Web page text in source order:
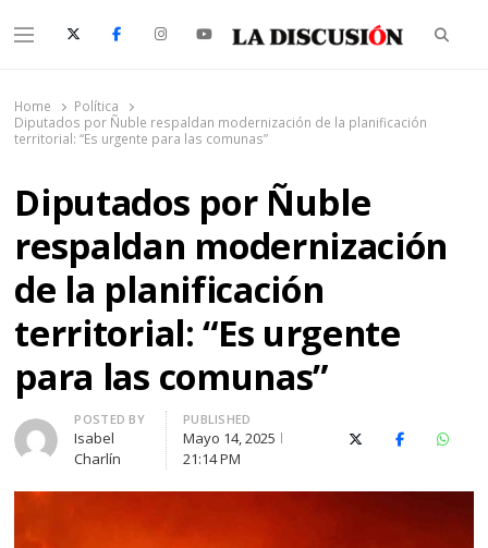
Menu
Home
Política
Diputados por Ñuble respaldan modernización de la planificación
territorial: “Es urgente para las comunas”
Diputados por Ñuble
respaldan modernización
de la planificación
territorial: “Es urgente
para las comunas”
Author
POSTED BY
Isabel
Charlín
PUBLISHED
Mayo 14, 2025
21:14 PM
X (Twitter)Facebook